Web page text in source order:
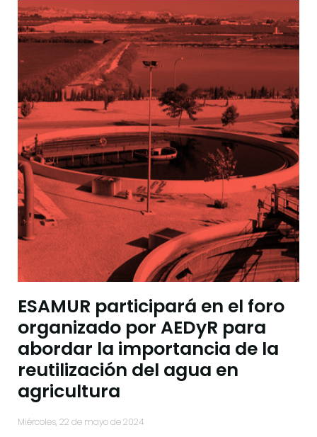
ESAMUR participará en el foro
organizado por AEDyR para
abordar la importancia de la
reutilización del agua en
agricultura
miércoles, 22 de mayo de 2024